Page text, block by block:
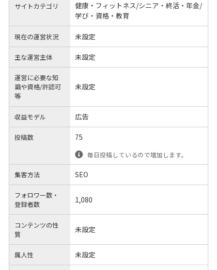
サイトカテゴリ
健康・フィットネス/シニア・終活・年金/
学び・資格・教育
現在の運営状況 未設定
主な運営主体 未設定
運営に必要な知
識や資格/許認可
等
未設定
収益モデル 広告
投稿数 75
毎日投稿しているので増加します。
集客方法 SEO
フォロワー数・
登録者数
1,080
コンテンツの性
質
未設定
属人性 未設定